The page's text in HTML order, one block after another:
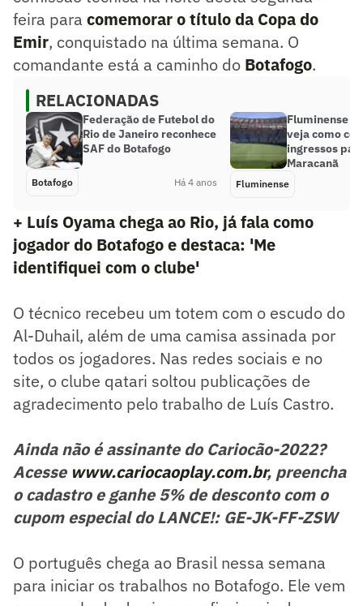
feira para comemorar o título da Copa do
Emir, conquistado na última semana. O
comandante está a caminho do Botafogo.
RELACIONADAS
Federação de Futebol do
Rio de Janeiro reconhece
SAF do Botafogo
Botafogo Há 4 anos
Fluminense x
veja como
ingressos
Maracanã
Fluminense
+ Luís Oyama chega ao Rio, já fala como
jogador do Botafogo e destaca: 'Me
identifiquei com o clube'
O técnico recebeu um totem com o escudo do
Al-Duhail, além de uma camisa assinada por
todos os jogadores. Nas redes sociais e no
site, o clube qatari soltou publicações de
agradecimento pelo trabalho de Luís Castro.
Ainda não é assinante do Cariocão-2022?
Acessewww.cariocaoplay.com.br, preencha
o cadastro e ganhe 5% de desconto com o
cupom especial do LANCE!: GE-JK-FF-ZSW
O português chega ao Brasil nessa semana
para iniciar os trabalhos no Botafogo. Ele vem